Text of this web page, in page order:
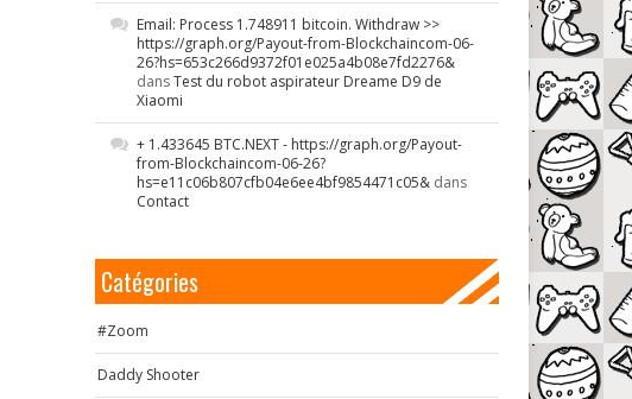
Email: Process 1.748911 bitcoin. Withdraw >>
https://graph.org/Payout-from-Blockchaincom-06-
26?hs=653c266d9372f01e025a4b08e7fd2276&
dansTest du robot aspirateur Dreame D9 de
Xiaomi
+ 1.433645 BTC.NEXT - https://graph.org/Payout-
from-Blockchaincom-06-26?
hs=e11c06b807cfb04e6ee4bf9854471c05& dans
Contact
Catégories
#Zoom
Daddy Shooter